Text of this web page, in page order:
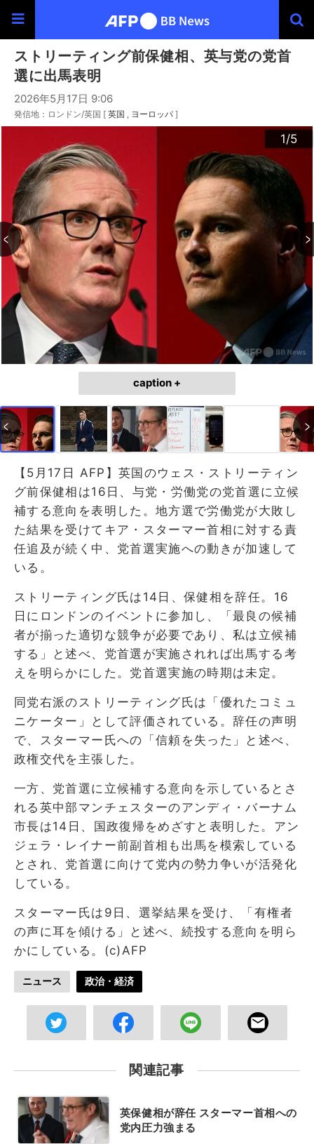
ストリーティング前保健相、英与党の党首
選に出馬表明
2026年5月17日 9:06
発信地：ロンドン/英国 [ 英国 ヨーロッパ ]
1/5
2/5
3/5
4/5
5/5
caption +
【5月17日 AFP】英国のウェス・ストリーティン
グ前保健相は16日、与党・労働党の党首選に立候
補する意向を表明した。地方選で労働党が大敗し
た結果を受けてキア・スターマー首相に対する責
任追及が続く中、党首選実施への動きが加速して
いる。
ストリーティング氏は14日、保健相を辞任。16
日にロンドンのイベントに参加し、「最良の候補
者が揃った適切な競争が必要であり、私は立候補
する」と述べ、党首選が実施されれば出馬する考
えを明らかにした。党首選実施の時期は未定。
同党右派のストリーティング氏は「優れたコミュ
ニケーター」として評価されている。辞任の声明
で、スターマー氏への「信頼を失った」と述べ、
政権交代を主張した。
一方、党首選に立候補する意向を示しているとさ
れる英中部マンチェスターのアンディ・バーナム
市長は14日、国政復帰をめざすと表明した。アン
ジェラ・レイナー前副首相も出馬を模索している
とされ、党首選に向けて党内の勢力争いが活発化
している。
スターマー氏は9日、選挙結果を受け、「有権者
の声に耳を傾ける」と述べ、続投する意向を明ら
かにしている。(c)AFP
ニュース 政治・経済
関連記事
英保健相が辞任 スターマー首相への
党内圧力強まる